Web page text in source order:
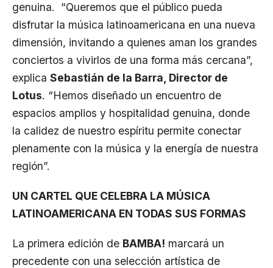
genuina. “Queremos que el público pueda
disfrutar la música latinoamericana en una nueva
dimensión, invitando a quienes aman los grandes
conciertos a vivirlos de una forma más cercana”,
explica Sebastián de la Barra, Director de
Lotus. “Hemos diseñado un encuentro de
espacios amplios y hospitalidad genuina, donde
la calidez de nuestro espíritu permite conectar
plenamente con la música y la energía de nuestra
región”.
UN CARTEL QUE CELEBRA LA MÚSICA
LATINOAMERICANA EN TODAS SUS FORMAS
La primera edición de BAMBA! marcará un
precedente con una selección artística de